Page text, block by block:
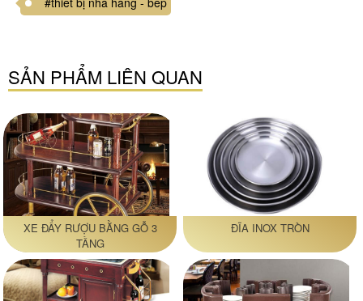
SẢN PHẨM LIÊN QUAN
XE ĐẨY RƯỢU BẰNG GỖ 3
TẦNG
ĐĨA INOX TRÒN